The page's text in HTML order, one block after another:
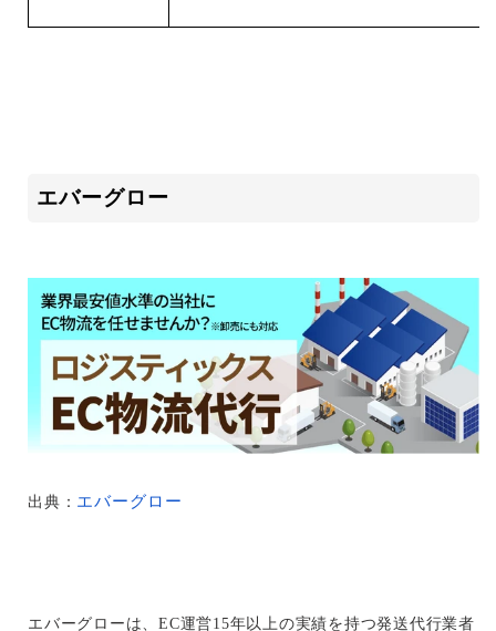
エバーグロー
出典： エバーグロー
エバーグローは、EC運営15年以上の実績を持つ発送代行業者